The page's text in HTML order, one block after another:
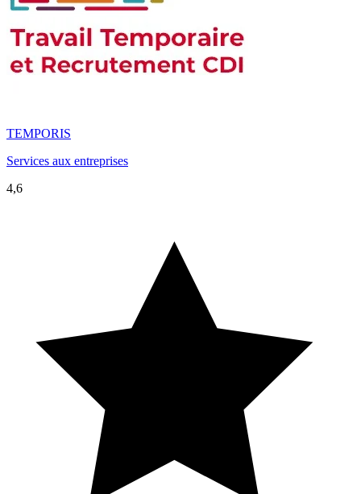
TEMPORIS
Services aux entreprises
4,6